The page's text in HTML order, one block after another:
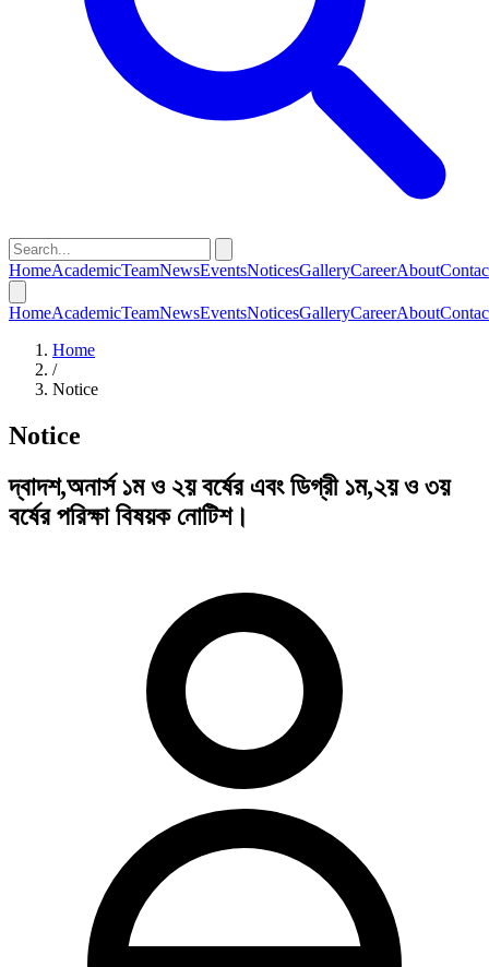
HomeAcademicTeamNewsEventsNoticesGalleryCareerAbout
HomeAcademicTeamNewsEventsNoticesGalleryCareerAbout
Home
/
Notice
Notice
দ্বাদশ,অনার্স ১ম ও ২য় বর্ষের এবং ডিগ্রী ১ম,২য় ও ৩য়
বর্ষের পরিক্ষা বিষয়ক নোটিশ।